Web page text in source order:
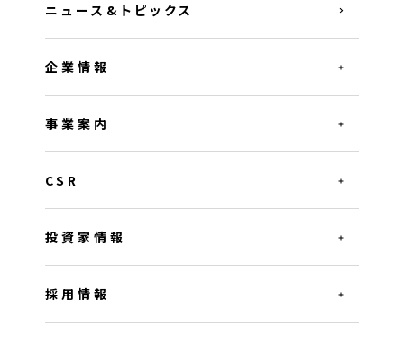
ニュース&トピックス
企業情報
事業案内
CSR
投資家情報
採用情報